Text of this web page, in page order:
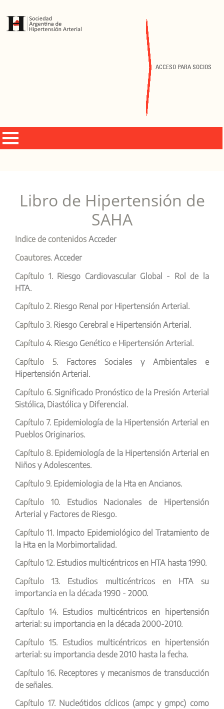
ACCESO PARA SOCIOS
Libro de Hipertensión de
SAHA
Indice de contenidosAcceder
Coautores.Acceder
Capítulo 1. Riesgo Cardiovascular Global - Rol de la
HTA.
Capítulo 2. Riesgo Renal por Hipertensión Arterial.
Capítulo 3. Riesgo Cerebral e Hipertensión Arterial.
Capítulo 4. Riesgo Genético e Hipertensión Arterial.
Capítulo 5. Factores Sociales y Ambientales e
Hipertensión Arterial.
Capítulo 6. Significado Pronóstico de la Presión Arterial
Sistólica, Diastólica y Diferencial.
Capítulo 7. Epidemiología de la Hipertensión Arterial en
Pueblos Originarios.
Capítulo 8. Epidemiología de la Hipertensión Arterial en
Niños y Adolescentes.
Capítulo 9. Epidemiologia de la Hta en Ancianos.
Capítulo 10. Estudios Nacionales de Hipertensión
Arterial y Factores de Riesgo.
Capítulo 11. Impacto Epidemiológico del Tratamiento de
la Hta en la Morbimortalidad.
Capítulo 12. Estudios multicéntricos en HTA hasta 1990.
Capítulo 13. Estudios multicéntricos en HTA su
importancia en la década 1990 - 2000.
Capítulo 14. Estudios multicéntricos en hipertensión
arterial: su importancia en la década 2000-2010.
Capítulo 15. Estudios multicéntricos en hipertensión
arterial: su importancia desde 2010 hasta la fecha.
Capítulo 16. Receptores y mecanismos de transducción
de señales.
Capítulo 17. Nucleótidos cíclicos (ampc y gmpc) como